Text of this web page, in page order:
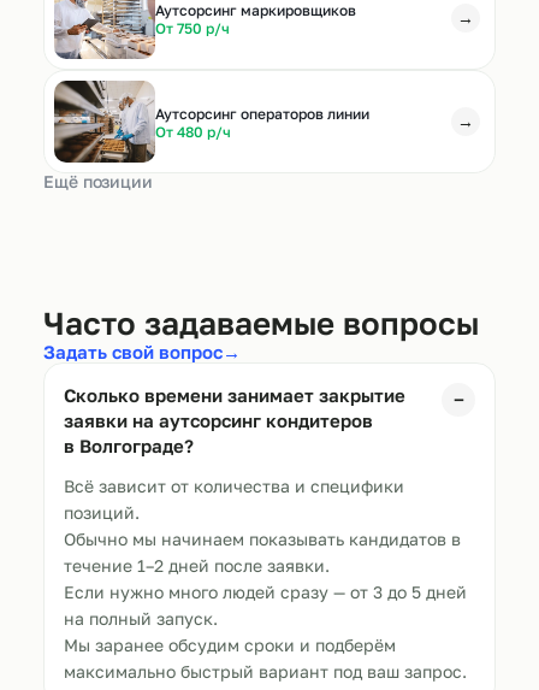
Аутсорсинг маркировщиков
От 750 р/ч
→
Аутсорсинг операторов линии
От 480 р/ч
→
Ещё позиции
Часто задаваемые вопросы
Задать свой вопрос→
Сколько времени занимает закрытие
заявки на аутсорсинг кондитеров
в Волгограде?
−
Всё зависит от количества и специфики
позиций.
Обычно мы начинаем показывать кандидатов в
течение 1–2 дней после заявки.
Если нужно много людей сразу — от 3 до 5 дней
на полный запуск.
Мы заранее обсудим сроки и подберём
максимально быстрый вариант под ваш запрос.